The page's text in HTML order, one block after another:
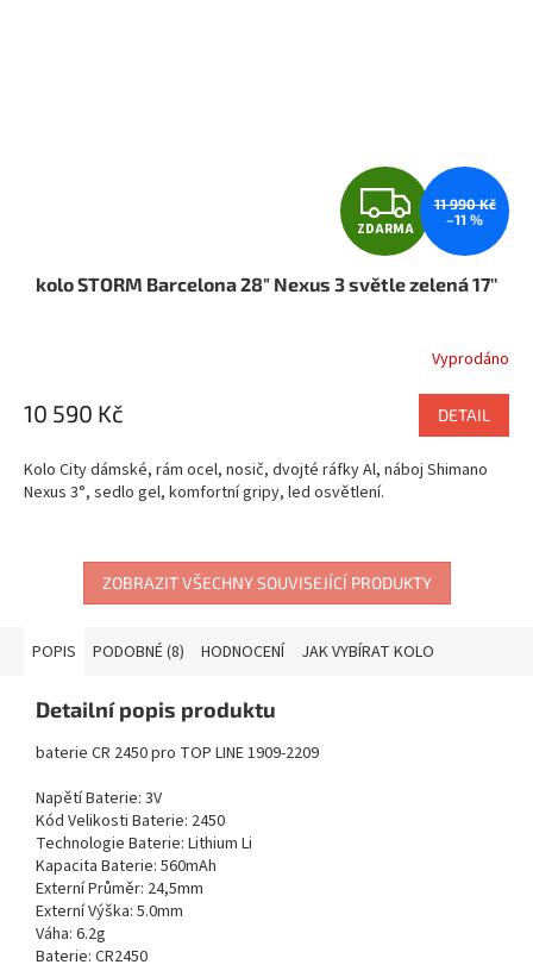
Z
D
A
R
M
A
ZDARMA
11 990 Kč
–11 %
kolo STORM Barcelona 28" Nexus 3 světle zelená 17''
Vyprodáno
10 590 Kč DETAIL
Kolo City dámské, rám ocel, nosič, dvojté ráfky Al, náboj Shimano
Nexus 3°, sedlo gel, komfortní gripy, led osvětlení.
ZOBRAZIT VŠECHNY SOUVISEJÍCÍ PRODUKTY
POPIS PODOBNÉ (8) HODNOCENÍ JAK VYBÍRAT KOLO
Detailní popis produktu
baterie CR 2450 pro TOP LINE 1909-2209
Napětí Baterie: 3V
Kód Velikosti Baterie: 2450
Technologie Baterie: Lithium Li
Kapacita Baterie: 560mAh
Externí Průměr: 24,5mm
Externí Výška: 5.0mm
Váha: 6.2g
Baterie: CR2450